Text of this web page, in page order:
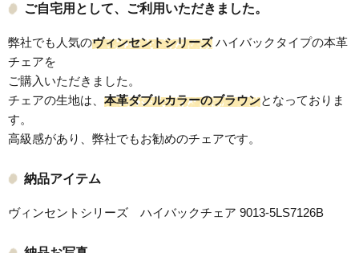
ご自宅用として、ご利用いただきました。
弊社でも人気のヴィンセントシリーズハイバックタイプの本革
チェアを
ご購入いただきました。
チェアの生地は、 本革ダブルカラーのブラウンとなっておりま
す。
高級感があり、弊社でもお勧めのチェアです。
納品アイテム
ヴィンセントシリーズ ハイバックチェア 9013-5LS7126B